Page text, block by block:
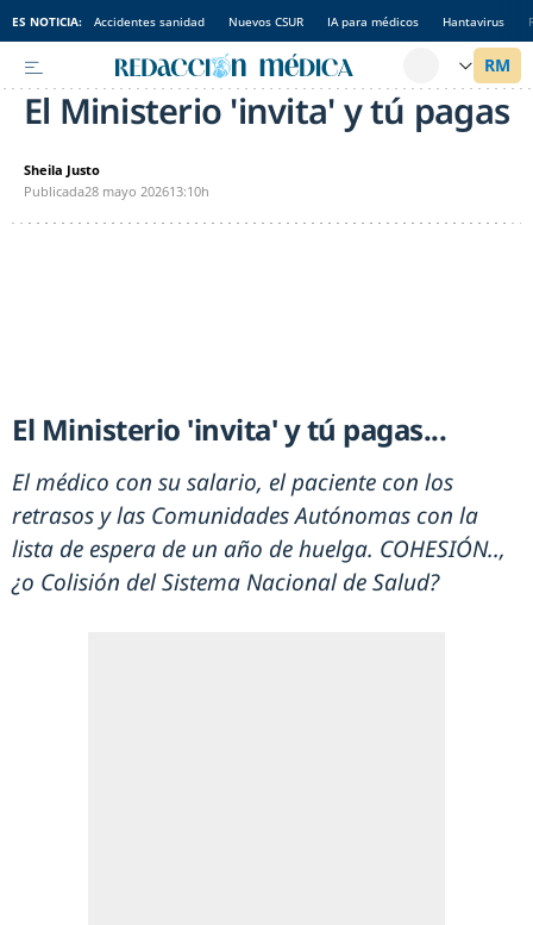
ES NOTICIA: Accidentes sanidad Nuevos CSUR IA para médicos Hantavirus
El Ministerio 'invita' y tú pagas
Sheila Justo
Publicada28 mayo 202613:10h
El Ministerio 'invita' y tú pagas...
El médico con su salario, el paciente con los
retrasos y las Comunidades Autónomas con la
lista de espera de un año de huelga. COHESIÓN..,
¿o Colisión del Sistema Nacional de Salud?